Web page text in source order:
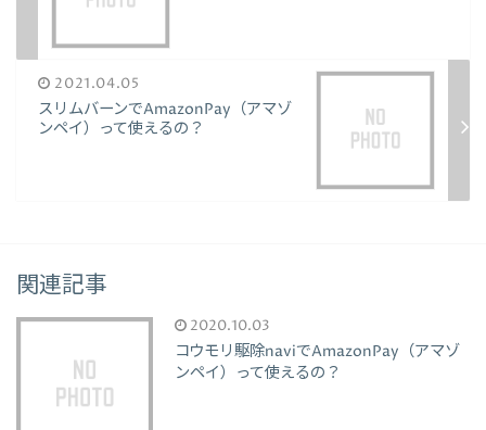
2021.04.05
スリムバーンでAmazonPay（アマゾ
ンペイ）って使えるの？
関連記事
2020.10.03
コウモリ駆除naviでAmazonPay（アマゾ
ンペイ）って使えるの？